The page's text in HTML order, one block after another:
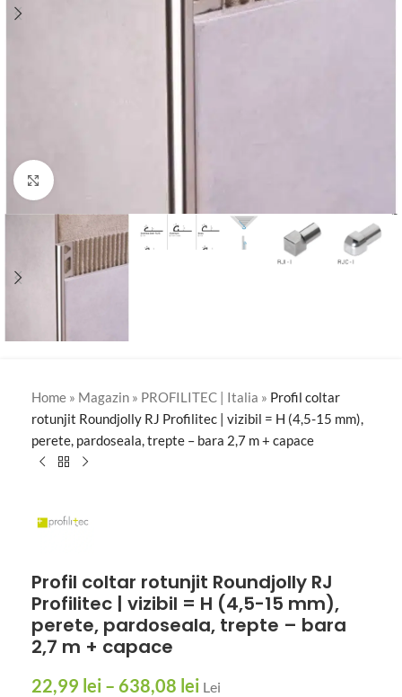
Click to enlarge
Home » Magazin » PROFILITEC | Italia » Profil coltar
rotunjit Roundjolly RJ Profilitec | vizibil = H (4,5-15 mm),
perete, pardoseala, trepte – bara 2,7 m + capace
Profil coltar rotunjit Roundjolly RJ
Profilitec | vizibil = H (4,5-15 mm),
perete, pardoseala, trepte – bara
2,7 m + capace
22,99 lei – 638,08 lei Lei